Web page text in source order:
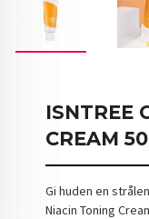
ISNTREE
CREAM
Gi huden en
Niacin Toning